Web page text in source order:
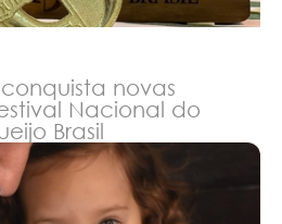
novas
Nacional do
Brasil